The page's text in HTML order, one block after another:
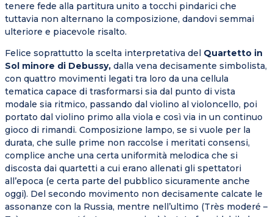
tenere fede alla partitura unito a tocchi pindarici che
tuttavia non alternano la composizione, dandovi semmai
ulteriore e piacevole risalto.
Felice soprattutto la scelta interpretativa del Quartetto in
Sol minore di Debussy, dalla vena decisamente simbolista,
con quattro movimenti legati tra loro da una cellula
tematica capace di trasformarsi sia dal punto di vista
modale sia ritmico, passando dal violino al violoncello, poi
portato dal violino primo alla viola e così via in un continuo
gioco di rimandi. Composizione lampo, se si vuole per la
durata, che sulle prime non raccolse i meritati consensi,
complice anche una certa uniformità melodica che si
discosta dai quartetti a cui erano allenati gli spettatori
all’epoca (e certa parte del pubblico sicuramente anche
oggi). Del secondo movimento non decisamente calcate le
assonanze con la Russia, mentre nell’ultimo (Très moderé –